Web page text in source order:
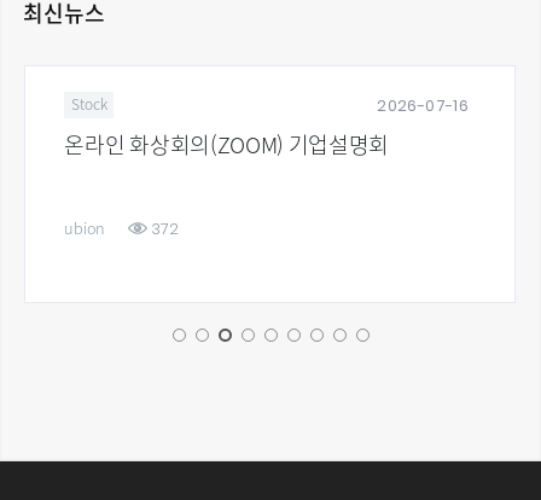
최신뉴스
2026-07-16
Stock
온라인 화상회의(ZOOM) 기업설명회
ubion 372